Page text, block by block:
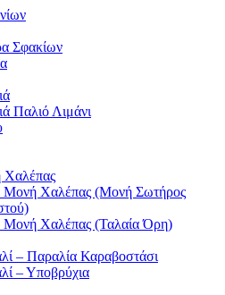
Σφακίων
Παλιό Λιμάνι
Χαλέπας
Μονή Χαλέπας (Μονή Σωτήρος
Μονή Χαλέπας (Ταλαία Όρη)
– Παραλία Καραβοστάσι
– Υποβρύχια